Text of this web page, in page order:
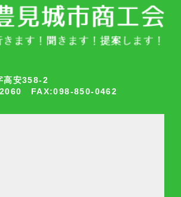
高安358-2
FAX:098-850-0462